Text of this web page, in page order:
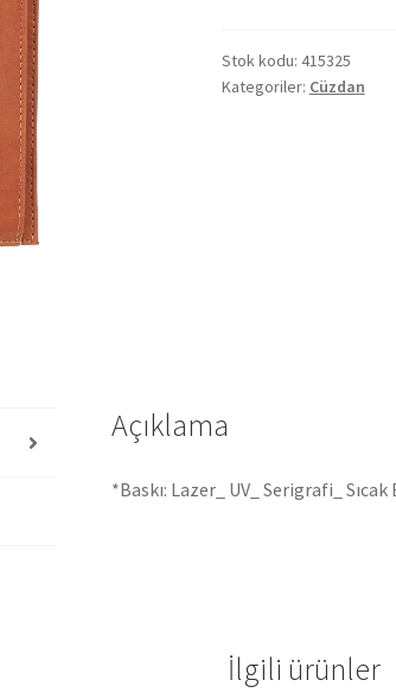
Stok kodu: 415325
Kategoriler: Cüzdan
Açıklama
*Baskı: Lazer_ UV_ Serigrafi_ Sıcak
İlgili ürünler